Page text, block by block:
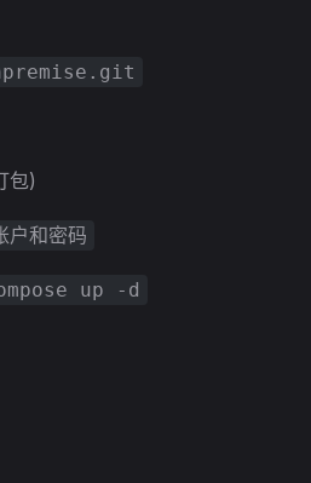
包)
和密码
up -d